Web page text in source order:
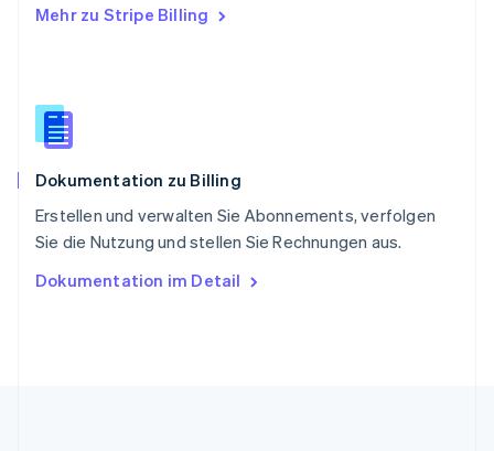
Mehr zu Stripe Billing
Dokumentation zu Billing
Erstellen und verwalten Sie Abonnements, verfolgen
Sie die Nutzung und stellen Sie Rechnungen aus.
Dokumentation im Detail
Slowenien
English
Spanien
Thailand
Tschechische Republik
English
English